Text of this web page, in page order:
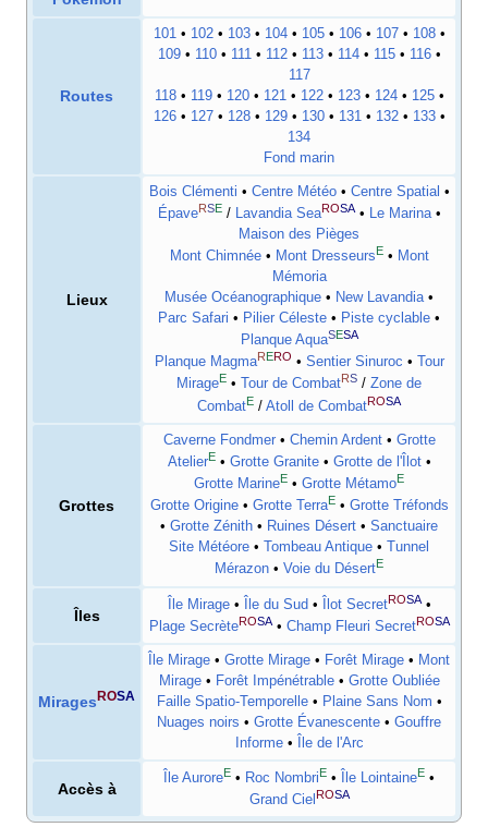
Routes
101 • 102• 103• 104• 105• 106• 107• 108•
109• 110• 111 • 112• 113• 114• 115• 116•
117
118• 119• 120• 121 • 122• 123• 124• 125•
126• 127• 128• 129• 130• 131 • 132• 133•
134
Fond marin
Lieux
Bois Clémenti • Centre Météo• Centre Spatial •
ÉpaveRSE/ Lavandia SeaROSA• Le Marina•
Maison des Pièges
Mont Chimnée• Mont DresseursE• Mont
Mémoria
Musée Océanographique • New Lavandia•
Parc Safari • Pilier Céleste • Piste cyclable •
Planque AquaSESA
Planque Magma R ERO • Sentier Sinuroc •
Tour
MirageE • Tour de CombatRS / Zone de
CombatE / Atoll de CombatROSA
Grottes
Caverne Fondmer• Chemin Ardent• Grotte
AtelierE• Grotte Granite• Grotte de l'Îlot•
Grotte MarineE • Grotte MétamoE
Grotte Origine• Grotte TerraE• Grotte Tréfonds
• Grotte Zénith • Ruines Désert • Sanctuaire
Site Météore • Tombeau Antique •
Tunnel
Mérazon • Voie du DésertE
Îles
Île Mirage• Île du Sud • Îlot SecretROSA•
Plage SecrèteROSA• Champ Fleuri SecretROSA
MiragesROSA
Île Mirage • Grotte Mirage • Forêt Mirage • Mont
Mirage• Forêt Impénétrable• Grotte Oubliée
Faille Spatio-Temporelle• Plaine Sans Nom •
Nuages noirs • Grotte Évanescente • Gouffre
Informe• Île de l'Arc
Accès à
Île AuroreE • Roc NombriE • Île LointaineE •
Grand Ciel ROSA